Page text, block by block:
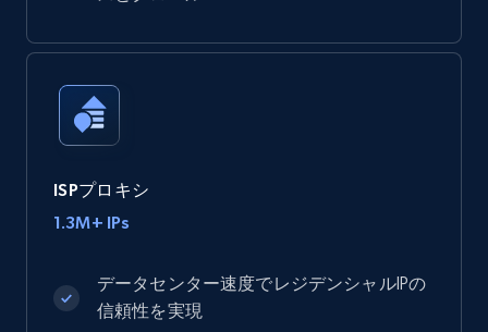
ISPプロキシ
1.3M+ IPs
データセンター速度でレジデンシャルIPの
信頼性を実現